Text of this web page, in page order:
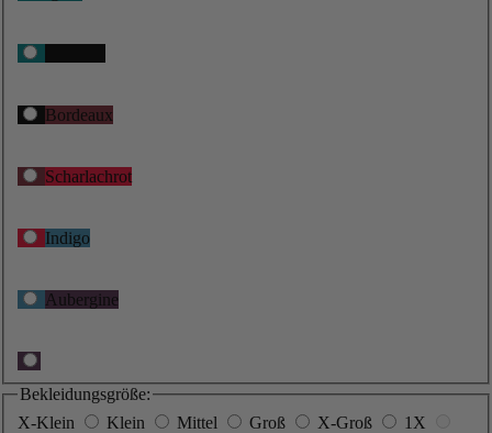
Bordeaux
Scharlachrot
Indigo
Aubergine
Bekleidungsgröße:
X-Klein
Klein Mittel Groß X-Groß
1X